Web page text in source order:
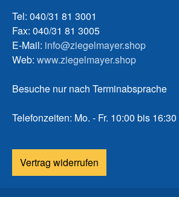
Tel: 040/31 81 3001
Fax: 040/31 81 3005
E-Mail: info@ziegelmayer.shop
Web: www.ziegelmayer.shop
Besuche nur nach Terminabsprache
Telefonzeiten: Mo. - Fr. 10:00 bis
Vertrag widerrufen